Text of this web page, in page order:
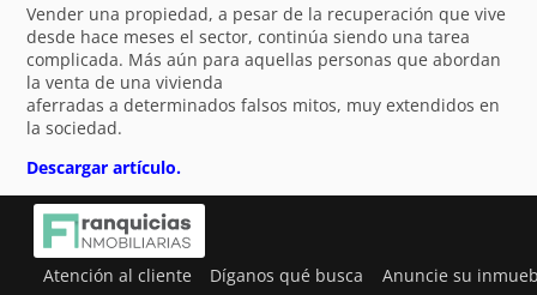
Vender una propiedad, a pesar de la recuperación que vive
desde hace meses el sector, continúa siendo una tarea
complicada. Más aún para aquellas personas que abordan
la venta de una vivienda
aferradas a determinados falsos mitos, muy extendidos en
la sociedad.
Descargar artículo.
Atención al cliente Díganos qué busca Anuncie su